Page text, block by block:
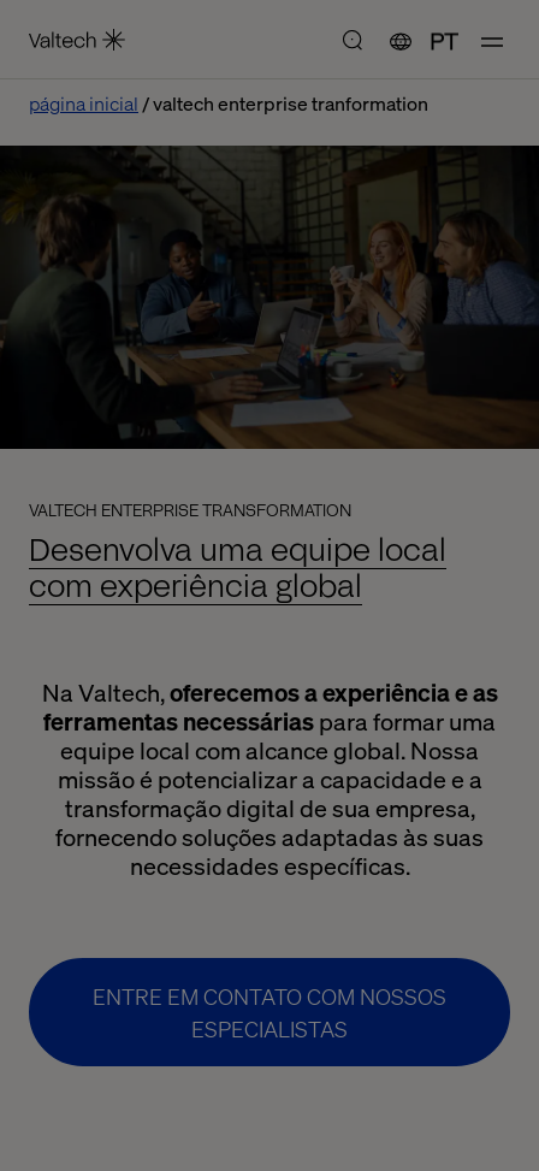
PT
página inicial valtech enterprise tranformation
VALTECH ENTERPRISE TRANSFORMATION
Desenvolva uma equipe local
com experiência global
Na Valtech,oferecemos a experiência eas
ferramentasnecessáriaspara formar uma
equipe local com alcance global. Nossa
missão é potencializar a capacidade e a
transformação digital de sua empresa,
fornecendo soluções adaptadas às suas
necessidades específicas.
ENTRE EM CONTATO COM NOSSOS
ESPECIALISTAS